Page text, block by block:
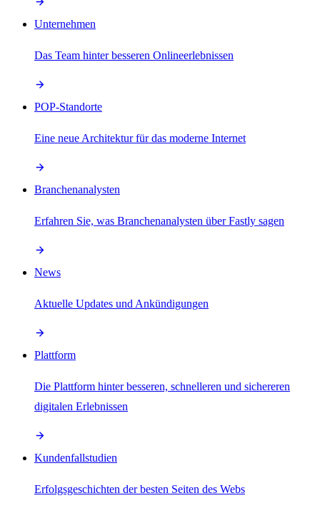
Unternehmen
Das Team hinter besseren Onlineerlebnissen
POP-Standorte
Eine neue Architektur für das moderne Internet
Branchenanalysten
Erfahren Sie, was Branchenanalysten über Fastly sagen
News
Aktuelle Updates und Ankündigungen
Plattform
Die Plattform hinter besseren, schnelleren und sichereren
digitalen Erlebnissen
Kundenfallstudien
Erfolgsgeschichten der besten Seiten des Webs